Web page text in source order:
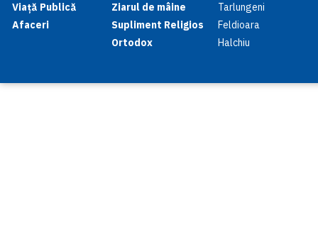
Viață Publică
Afaceri
Ziarul de mâine
Supliment Religios
Ortodox
Tarlungeni
Feldioara
Halchiu